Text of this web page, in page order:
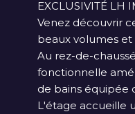
EXCLUSIVITÉ LH
Venez découvrir
beaux volumes
Au rez-de-
fonctionnelle
de bains équipée
L'étage accueille